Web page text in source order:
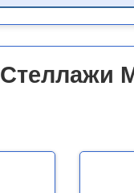
Стеллажи